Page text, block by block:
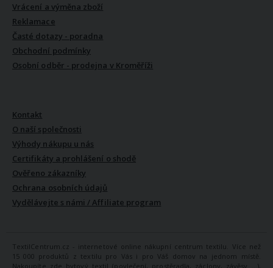
Vrácení a výměna zboží
Reklamace
Časté dotazy - poradna
Obchodní podmínky
Osobní odběr - prodejna v Kroměříži
Kontakt
O naší společnosti
Výhody nákupu u nás
Certifikáty a prohlášení o shodě
Ověřeno zákazníky
Ochrana osobních údajů
Vydělávejte s námi / Affiliate program
TextilCentrum.cz - internetové online nákupní centrum textilu. Více než
15 000 produktů z textilu pro Vás i pro Váš domov na jednom místě.
Nakoupíte zde bytový textil (povlečení, prostěradla, záclony, závěsy ...),